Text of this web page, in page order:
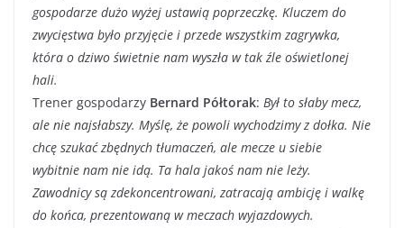
gospodarze dużo wyżej ustawią poprzeczkę. Kluczem do
zwycięstwa było przyjęcie i przede wszystkim zagrywka,
która o dziwo świetnie nam wyszła w tak źle oświetlonej
hali.
Trener gospodarzy Bernard Półtorak: Był to słaby mecz,
ale nie najsłabszy. Myślę, że powoli wychodzimy z dołka. Nie
chcę szukać zbędnych tłumaczeń, ale mecze u siebie
wybitnie nam nie idą. Ta hala jakoś nam nie leży.
Zawodnicy są zdekoncentrowani, zatracają ambicję i walkę
do końca, prezentowaną w meczach wyjazdowych.